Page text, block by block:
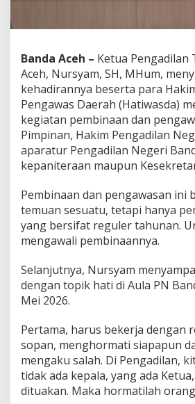
e
a
d
a
s
e
l
u
r
u
h
a
r
g
a
P
B
a
n
A
c
e
h
Banda Aceh – Ketua Pengadilan
Aceh, Nursyam, SH, MHum,
kehadirannya beserta para
Pengawas Daerah (Hatiwasda)
kegiatan pembinaan dan
Pimpinan, Hakim Pengadilan
aparatur Pengadilan Negeri
kepaniteraan maupun
Pembinaan dan pengawasan ini
temuan sesuatu, tetapi hanya
yang bersifat reguler tahunan.
mengawali pembinaannya.
Selanjutnya, Nursyam
dengan topik hati di Aula PN
Mei 2026.
Pertama, harus bekerja dengan
sopan, menghormati siapapun
mengaku salah. Di Pengadilan,
tidak ada kepala, yang ada
dituakan. Maka hormatilah